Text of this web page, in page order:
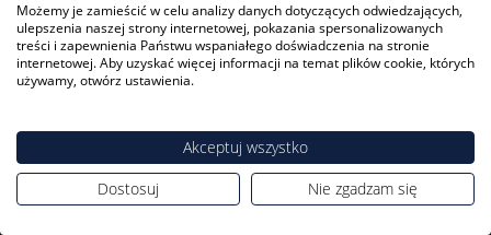
Zakupy
Zwroty i wymiany
Negocjacja ceny
Rabat na start!
Pomoc
Reklamacje
Regulamin
Zużyty sprzęt
Możemy je zamieścić w celu analizy danych dotyczących odwiedzających,
ulepszenia naszej strony internetowej, pokazania spersonalizowanych
treści i zapewnienia Państwu wspaniałego doświadczenia na stronie
internetowej. Aby uzyskać więcej informacji na temat plików cookie, których
używamy, otwórz ustawienia.
Akceptuj wszystko
Dostosuj
Nie zgadzam się